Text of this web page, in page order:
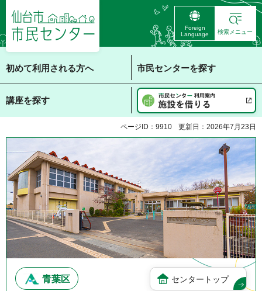
仙台市 市民センタ
ー
Foreign
Language
検索メニュー
初めて利用される方へ 市民センターを探す
講座を探す
ページID：9910 更新日：2026年7月23日
青葉区 センタートップ